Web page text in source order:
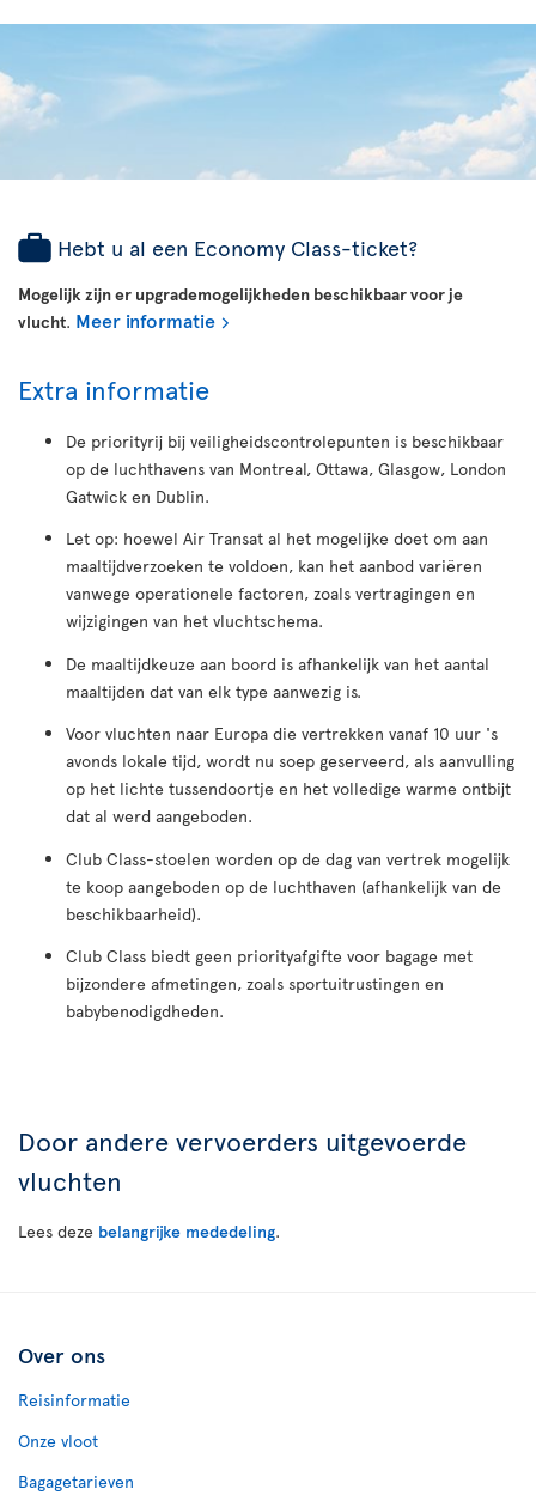
Hebt u al een Economy Class-ticket?
Mogelijk zijn er upgrademogelijkheden beschikbaar voor je
vlucht. Meer informatie
Extra informatie
De priorityrij bij veiligheidscontrolepunten is beschikbaar
op de luchthavens van Montreal, Ottawa, Glasgow, London
Gatwick en Dublin.
Let op: hoewel Air Transat al het mogelijke doet om aan
maaltijdverzoeken te voldoen, kan het aanbod variëren
vanwege operationele factoren, zoals vertragingen en
wijzigingen van het vluchtschema.
De maaltijdkeuze aan boord is afhankelijk van het aantal
maaltijden dat van elk type aanwezig is.
Voor vluchten naar Europa die vertrekken vanaf 10 uur 's
avonds lokale tijd, wordt nu soep geserveerd, als aanvulling
op het lichte tussendoortje en het volledige warme ontbijt
dat al werd aangeboden.
Club Class-stoelen worden op de dag van vertrek mogelijk
te koop aangeboden op de luchthaven (afhankelijk van de
beschikbaarheid).
Club Class biedt geen priorityafgifte voor bagage met
bijzondere afmetingen, zoals sportuitrustingen en
babybenodigdheden.
Door andere vervoerders uitgevoerde
vluchten
Lees deze belangrijke mededeling.
Over ons
Reisinformatie
Onze vloot
Bagagetarieven